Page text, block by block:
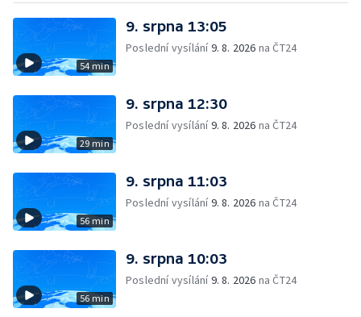
54 min
9. srpna 13:05
Poslední vysílání9. 8. 2026 na ČT24
29 min
9. srpna 12:30
Poslední vysílání9. 8. 2026 na ČT24
56 min
9. srpna 11:03
Poslední vysílání9. 8. 2026 na ČT24
56 min
9. srpna 10:03
Poslední vysílání9. 8. 2026 na ČT24